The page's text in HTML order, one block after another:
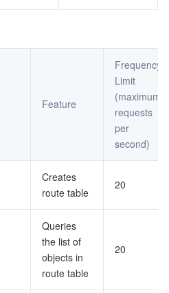
Feature
Frequency
Limit
(maximum
requests
per
second)
Creates
route table
20
Queries
the list of
objects in
route table
20